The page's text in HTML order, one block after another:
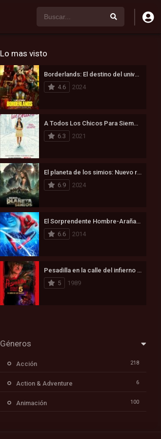
Lo mas visto
Borderlands: El destino del universo está en juego (2024)
4.6
2024
A Todos Los Chicos Para Siempre (2021)
6.3
2021
El planeta de los simios: Nuevo reino (2024)
6.9
2024
El Sorprendente Hombre-Araña 2: La Amenaza de Electro (2014)
6.6
2014
Pesadilla en la calle del infierno 5: Ha nacido el hijo de Freddy (1989)
5
1989
Géneros
Acción 218
Action & Adventure 6
Animación 100